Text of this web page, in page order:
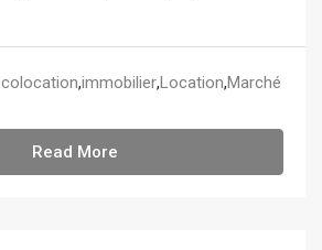
colocation,immobilier,Location,Marché
Read More